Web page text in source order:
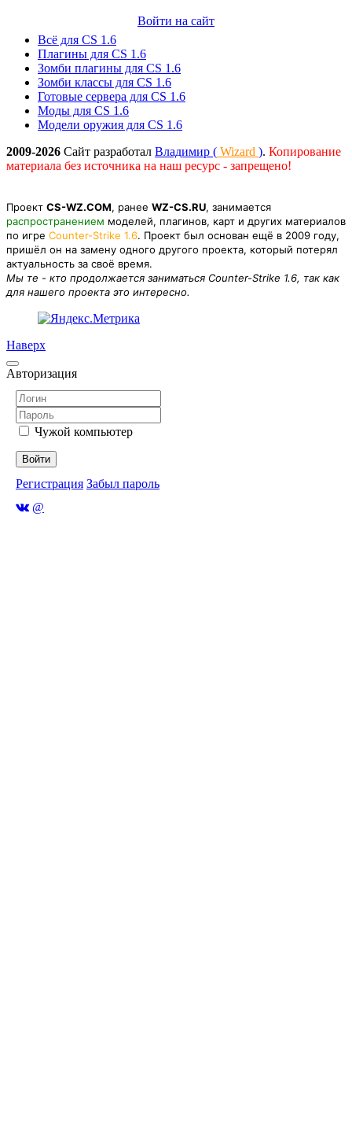
Войти на сайт
Всё для CS 1.6
Плагины для CS 1.6
Зомби плагины для CS 1.6
Зомби классы для CS 1.6
Готовые сервера для CS 1.6
Моды для CS 1.6
Модели оружия для CS 1.6
2009-2026 Сайт разработал Владимир ( Wizard ). Копирование
материала без источника на наш ресурс - запрещено!
Проект CS-WZ.COM, ранее WZ-CS.RU, занимается
распространением моделей, плагинов, карт и других материалов
по игре Counter-Strike 1.6. Проект был основан ещё в 2009 году,
пришёл он на замену одного другого проекта, который потерял
актуальность за своё время.
Мы те - кто продолжается заниматься Counter-Strike 1.6, так как
для нашего проекта это интересно.
Наверх
Авторизация
Чужой компьютер
Войти
Регистрация Забыл пароль
@